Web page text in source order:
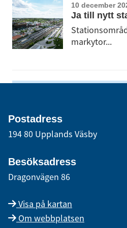
10 december
Ja till nytt
markytor...
Postadress
194 80 Upplands Väsby
Besöksadress
Dragonvägen 86
Visa på kartan
Om webbplatsen